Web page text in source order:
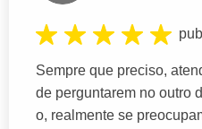
Sempre que preciso,
de perguntarem no outro
o, realmente se